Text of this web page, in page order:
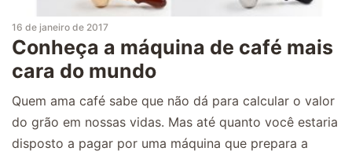
16 de janeiro de 2017
Conheça a máquina de café mais
cara do mundo
Quem ama café sabe que não dá para calcular o valor
do grão em nossas vidas. Mas até quanto você estaria
disposto a pagar por uma máquina que prepara a